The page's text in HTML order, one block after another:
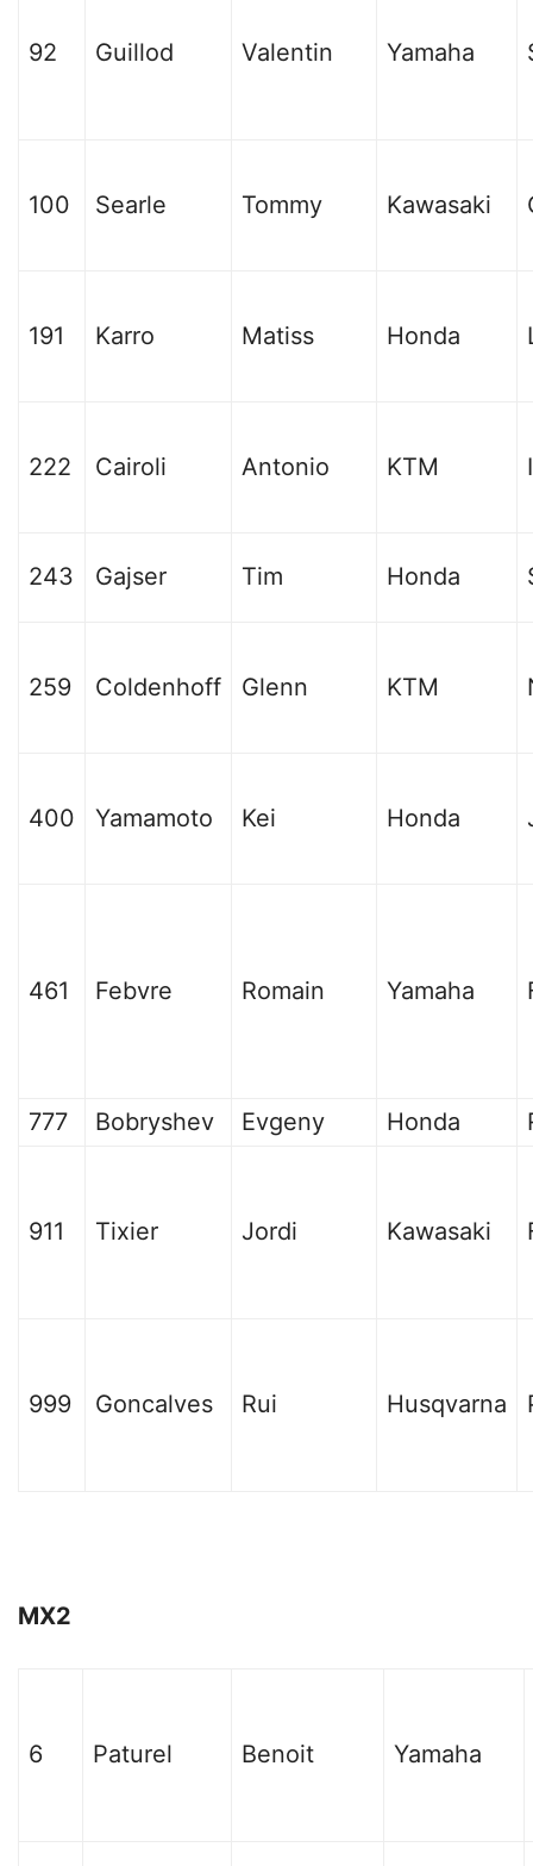
92 Guillod Valentin Yamaha
100 Searle Tommy Kawasaki
191 Karro Matiss Honda
222 Cairoli Antonio KTM
243 Gajser Tim Honda
259 Coldenhoff Glenn KTM
400 Yamamoto Kei Honda
461 Febvre Romain Yamaha
777 Bobryshev Evgeny Honda
911 Tixier Jordi Kawasaki
999 Goncalves Rui Husqvarna
MX2
6 Paturel Benoit Yamaha